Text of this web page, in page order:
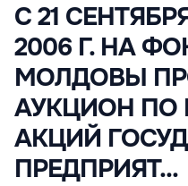
С 21
2006 Г. НА
МОЛДОВЫ
АУКЦИОН ПО
АКЦИЙ
ПРЕДПРИЯТ...